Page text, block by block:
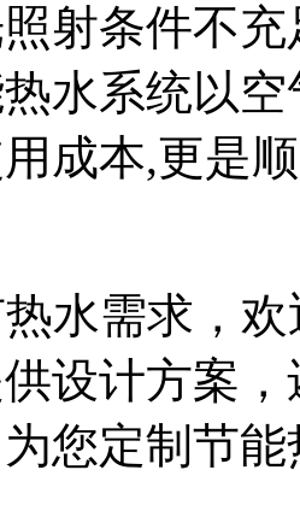
射条件不
水系统以
成本,更是
水需求，
设计方案
您定制节